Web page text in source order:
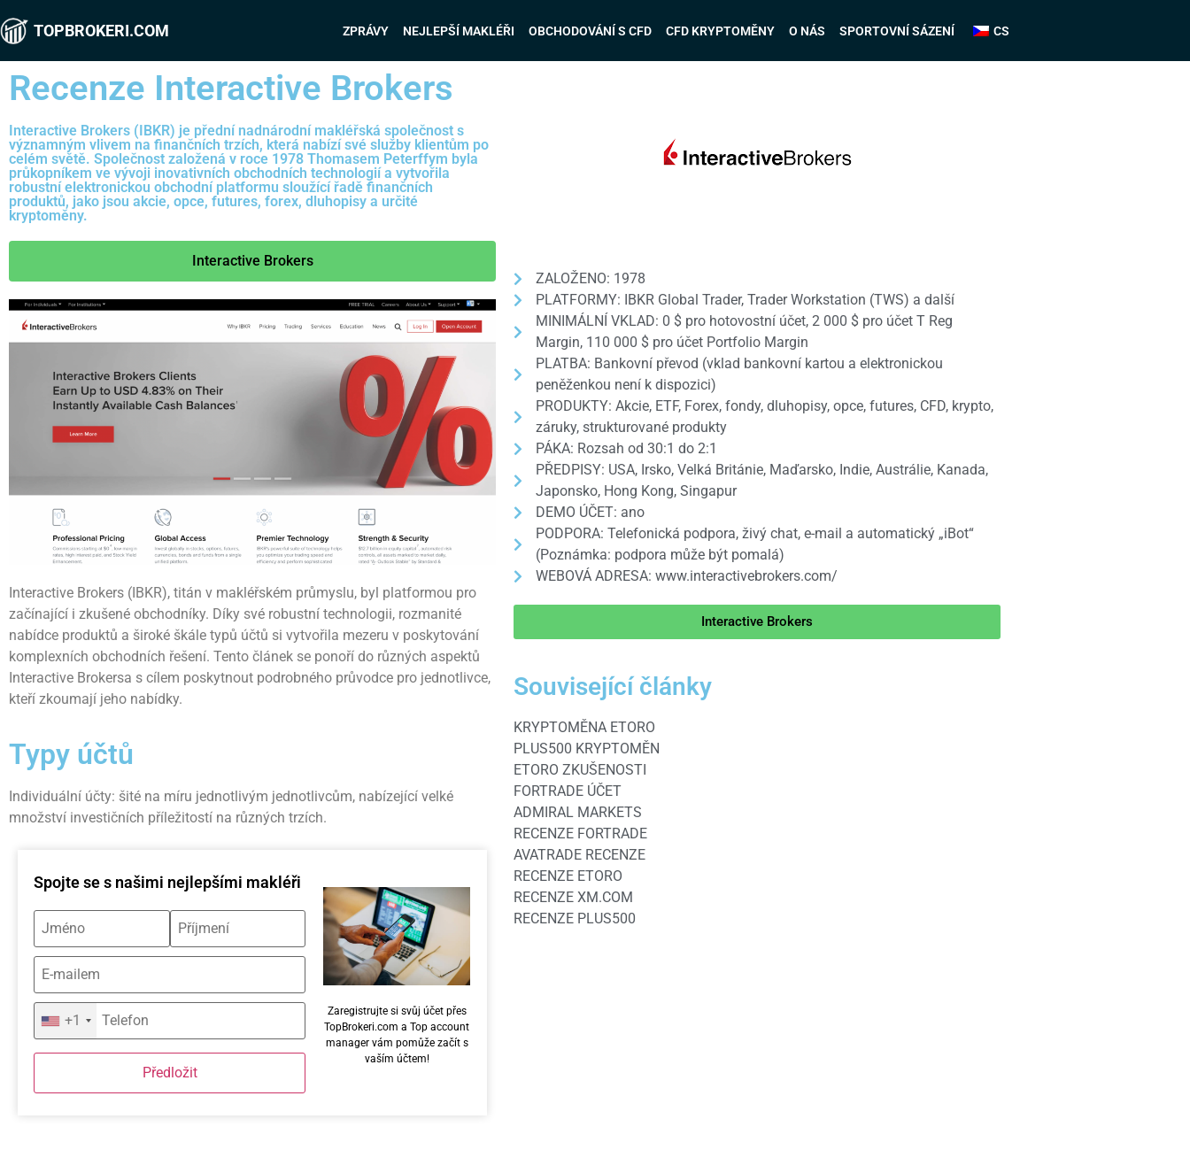
TOPBROKERI.COM ZPRÁVY NEJLEPŠÍ MAKLÉŘI OBCHODOVÁNÍ S CFD CFD KRYPTOMĚNY O NÁS SPORTOVNÍ SÁZENÍ CS
Recenze Interactive Brokers
Interactive Brokers (IBKR) je přední nadnárodní makléřská společnost s
významným vlivem na finančních trzích, která nabízí své služby klientům po
celém světě. Společnost založená v roce 1978 Thomasem Peterffym byla
průkopníkem ve vývoji inovativních obchodních technologií a vytvořila
robustní elektronickou obchodní platformu sloužící řadě finančních
produktů, jako jsou akcie, opce, futures, forex, dluhopisy a určité
kryptoměny.
Interactive Brokers
Interactive Brokers (IBKR), titán v makléřském průmyslu, byl platformou pro
začínající i zkušené obchodníky. Díky své robustní technologii, rozmanité
nabídce produktů a široké škále typů účtů si vytvořila mezeru v poskytování
komplexních obchodních řešení. Tento článek se ponoří do různých aspektů
Interactive Brokersa s cílem poskytnout podrobného průvodce pro jednotlivce,
kteří zkoumají jeho nabídky.
Typy účtů
Individuální účty: šité na míru jednotlivým jednotlivcům, nabízející velké
množství investičních příležitostí na různých trzích.
Spojte se s našimi nejlepšími makléři
+1
Předložit
Zaregistrujte si svůj účet přes
TopBrokeri.com a Top account
manager vám pomůže začít s
vaším účtem!
ZALOŽENO: 1978
PLATFORMY: IBKR Global Trader, Trader Workstation (TWS) a další
MINIMÁLNÍ VKLAD: 0 $ pro hotovostní účet, 2 000 $ pro účet T Reg
Margin, 110 000 $ pro účet Portfolio Margin
PLATBA: Bankovní převod (vklad bankovní kartou a elektronickou
peněženkou není k dispozici)
PRODUKTY: Akcie, ETF, Forex, fondy, dluhopisy, opce, futures, CFD, krypto,
záruky, strukturované produkty
PÁKA: Rozsah od 30:1 do 2:1
PŘEDPISY: USA, Irsko, Velká Británie, Maďarsko, Indie, Austrálie, Kanada,
Japonsko, Hong Kong, Singapur
DEMO ÚČET: ano
PODPORA: Telefonická podpora, živý chat, e-mail a automatický „iBot“
(Poznámka: podpora může být pomalá)
WEBOVÁ ADRESA: www.interactivebrokers.com/
Interactive Brokers
Související články
KRYPTOMĚNA ETORO
PLUS500 KRYPTOMĚN
ETORO ZKUŠENOSTI
FORTRADE ÚČET
ADMIRAL MARKETS
RECENZE FORTRADE
AVATRADE RECENZE
RECENZE ETORO
RECENZE XM.COM
RECENZE PLUS500